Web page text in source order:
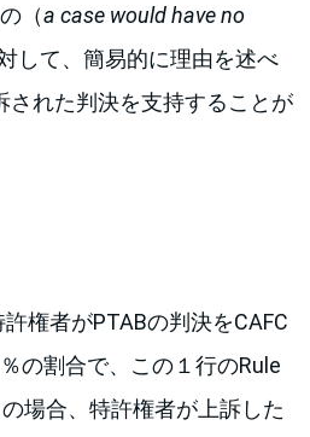
（a case would have no
して、簡易的に理由を述べ
された判決を支持することが
権者がPTABの判決をCAFC
の割合で、この１行のRule
場合、特許権者が上訴した